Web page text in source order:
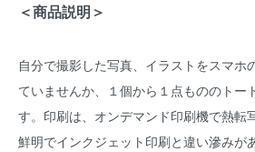
＜商品説明＞
自分で撮影した写真、イラストをスマホ
ていませんか、１個から１点もののトー
す。印刷は、オンデマンド印刷機で熱転
鮮明でインクジェット印刷と違い滲みが